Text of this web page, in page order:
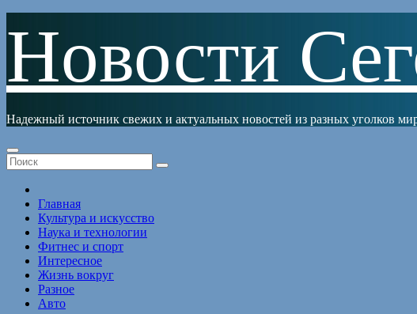
к
содержимому
Новости
Надежный источник свежих и актуальных новостей из разных уголков
Главная
Культура и искусство
Наука и технологии
Фитнес и спорт
Интересное
Жизнь вокруг
Разное
Авто